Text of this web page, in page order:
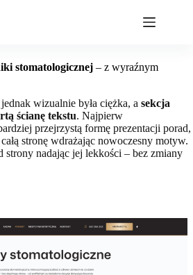
stomatologicznej – z wyraźnym
wizualnie była ciężka, a sekcja
ścianę tekstu. Najpierw
przejrzystą formę prezentacji porad,
stronę wdrażając nowoczesny motyw.
nadając jej lekkości – bez zmiany